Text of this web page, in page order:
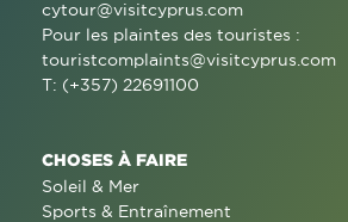
cytour@visitcyprus.com
Pour les plaintes des touristes :
touristcomplaints@visitcyprus.com
T: (+357) 22691100
CHOSES À FAIRE
Soleil & Mer
Sports & Entraînement